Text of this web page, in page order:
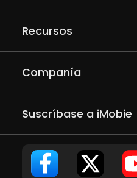
Recursos
Companía
Suscríbase a iMobie